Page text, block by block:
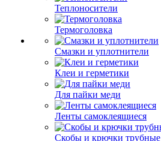
Теплоносители
Термоголовка
Смазки и уплотнители
Клеи и герметики
Для пайки меди
Ленты самоклеящиеся
Скобы и крючки трубные